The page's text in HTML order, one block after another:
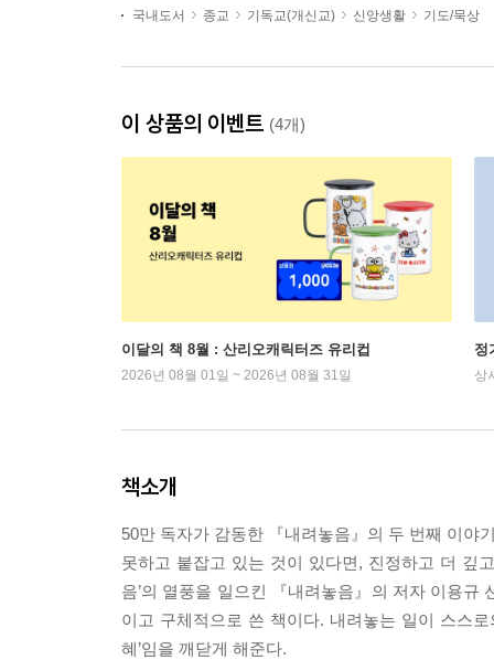
국내도서 종교 기독교(개신교) 신앙생활 기도/묵상
이 상품의 이벤트 (4개)
이달의 책 8월 : 산리오캐릭터즈 유리컵
2026년 08월 01일 ~ 2026년 08월 31일
정
상
책소개
50만 독자가 감동한 『내려놓음』의 두 번째 이야
못하고 붙잡고 있는 것이 있다면, 진정하고 더 깊
음’의 열풍을 일으킨 『내려놓음』의 저자 이용
이고 구체적으로 쓴 책이다. 내려놓는 일이 스스
혜’임을 깨닫게 해준다.